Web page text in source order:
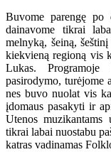
Buvome parengę
dainavome tikrai
melnyką, šeiną,
kiekvieną regioną vis
Lukas.
pasirodymo, turėjome
nes buvo nuolat vis
įdomaus pasakyti ir
Utenos muzikantams
tikrai labai nuostabu
katras vadinamas